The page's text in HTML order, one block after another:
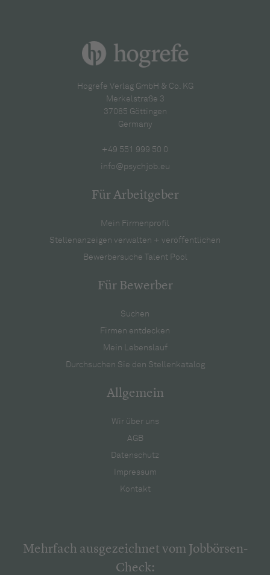
Hogrefe Verlag GmbH & Co. KG
Merkelstraße 3
37085 Göttingen
Germany
+49 551 999 50 0
info@psychjob.eu
Für Arbeitgeber
Mein Firmenprofil
Stellenanzeigen verwalten + veröffentlichen
Bewerbersuche Talent Pool
Für Bewerber
Suchen
Firmen entdecken
Mein Lebenslauf
Durchsuchen Sie den Stellenkatalog
Allgemein
Wir über uns
AGB
Datenschutz
Impressum
Kontakt
Mehrfach ausgezeichnet vom Jobbörsen-
Check: